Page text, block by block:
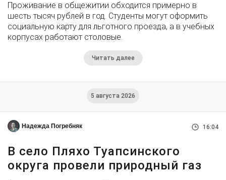
Проживание в общежитии обходится примерно в
шесть тысяч рублей в год. Студенты могут оформить
социальную карту для льготного проезда, а в учебных
корпусах работают столовые.
Читать далее
5 августа 2026
Надежда Погребняк 16:04
В село Пляхо Туапсинского
округа провели природный газ